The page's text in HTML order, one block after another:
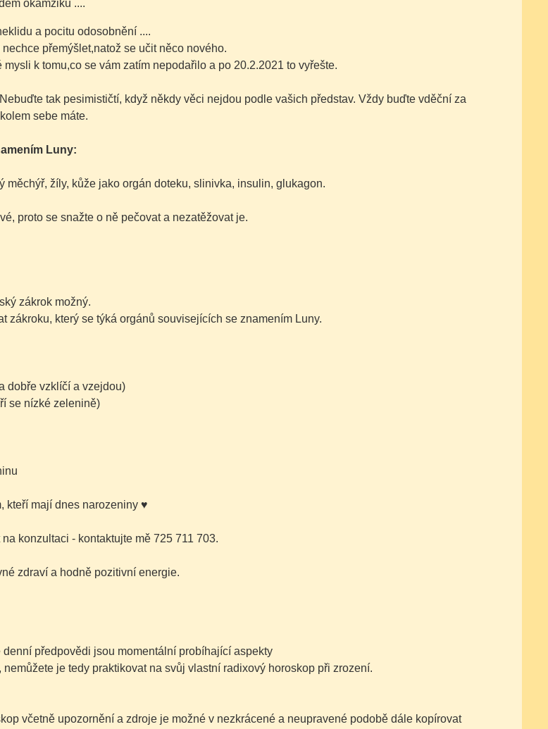
okamžiku ....
a pocitu odosobnění ....
přemýšlet,natož se učit něco nového.
mysli k tomu,co se vám zatím nepodařilo a po 20.2.2021 to vyřešte.
tak pesimističtí, když někdy věci nejdou podle vašich představ. Vždy buďte vděční za
sebe máte.
Luny:
měchýř, žíly, kůže jako orgán doteku, slinivka, insulin, glukagon.
proto se snažte o ně pečovat a nezatěžovat je.
zákrok možný.
zákroku, který se týká orgánů souvisejících se znamením Luny.
dobře vzklíčí a vzejdou)
se nízké zelenině)
kteří mají dnes narozeniny ♥
konzultaci - kontaktujte mě 725 711 703.
zdraví a hodně pozitivní energie.
denní předpovědi jsou momentální probíhající aspekty
je tedy praktikovat na svůj vlastní radixový horoskop při zrození.
včetně upozornění a zdroje je možné v nezkrácené a neupravené podobě dále kopírovat